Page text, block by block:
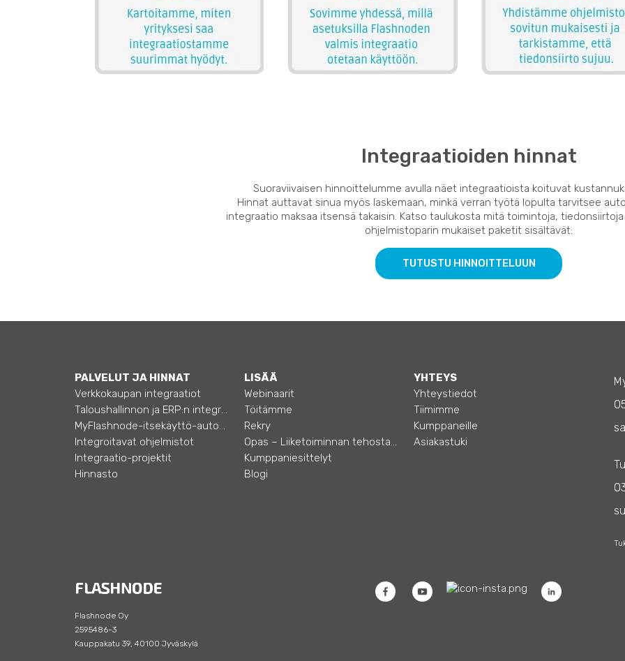
Integraatioiden hinnat
Suoraviivaisen hinnoittelumme avulla näet integraatioista koituvat
Hinnat auttavat sinua myös laskemaan, minkä verran työtä lopulta tarvitsee
integraatio maksaa itsensä takaisin. Katso taulukosta mitä toimintoja,
ohjelmistoparin mukaiset paketit sisältävät:
TUTUSTU HINNOITTELUUN
PALVELUT JA HINNAT
Verkkokaupan integraatiot
Taloushallinnon ja ERP:n integraatiot
MyFlashnode-itsekäyttö-automaatio
Integroitavat ohjelmistot
Integraatio-projektit
Hinnasto
LISÄÄ
Webinaarit
Töitämme
Rekry
Opas – Liiketoiminnan tehostamiseen
Kumppaniesittelyt
Blogi
YHTEYS
Yhteystiedot
Tiimimme
Kumppaneille
Asiakastuki
Flashnode Oy
2595486-3
Kauppakatu 39, 40100 Jyväskylä